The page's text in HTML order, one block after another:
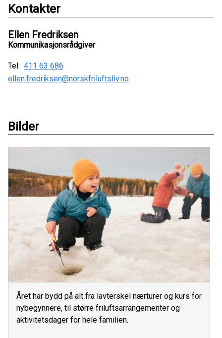
Kontakter
Ellen Fredriksen
Kommunikasjonsrådgiver
Tel: 411 63 686
ellen.fredriksen@norskfriluftsliv.no
Bilder
Året har bydd på alt fra lavterskel nærturer og kurs for
nybegynnere, til større friluftsarrangementer og
aktivitetsdager for hele familien.